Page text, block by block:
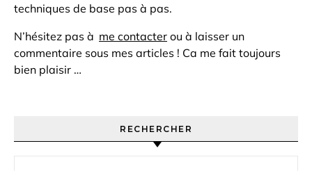
techniques de base pas à pas.
N’hésitez pas à me contacter ou à laisser un
commentaire sous mes articles ! Ca me fait toujours
bien plaisir …
RECHERCHER